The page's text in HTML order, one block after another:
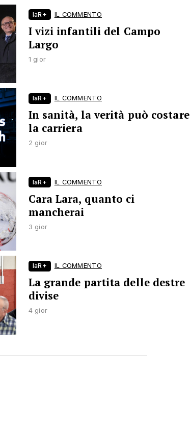
laR+ IL COMMENTO
I vizi infantili del Campo
Largo
1 gior
laR+ IL COMMENTO
In sanità, la verità può costare
la carriera
2 gior
laR+ IL COMMENTO
Cara Lara, quanto ci
mancherai
3 gior
laR+ IL COMMENTO
La grande partita delle destre
divise
4 gior